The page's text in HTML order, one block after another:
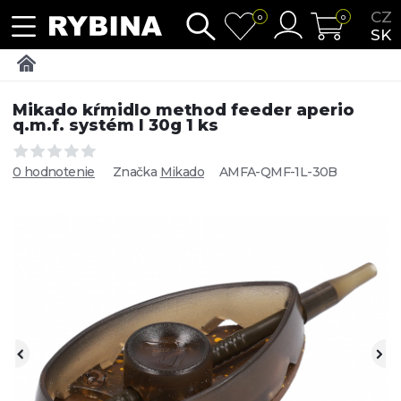
CZ
SK
0 0
Mikado kŕmidlo method feeder aperio
q.m.f. systém l 30g 1 ks
0 hodnotenie Značka Mikado AMFA-QMF-1L-30B